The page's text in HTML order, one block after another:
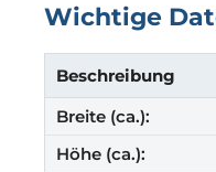
Wichtige
Beschreibung
Breite (ca.):
Höhe (ca.):